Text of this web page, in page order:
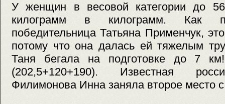
У женщин в весовой категории до 56
килограмм в килограмм. Как
победительница Татьяна Применчук,
потому что она далась ей тяжелым
Таня бегала на подготовке до 7
(202,5+120+190). Известная
Филимонова Инна заняла второе место